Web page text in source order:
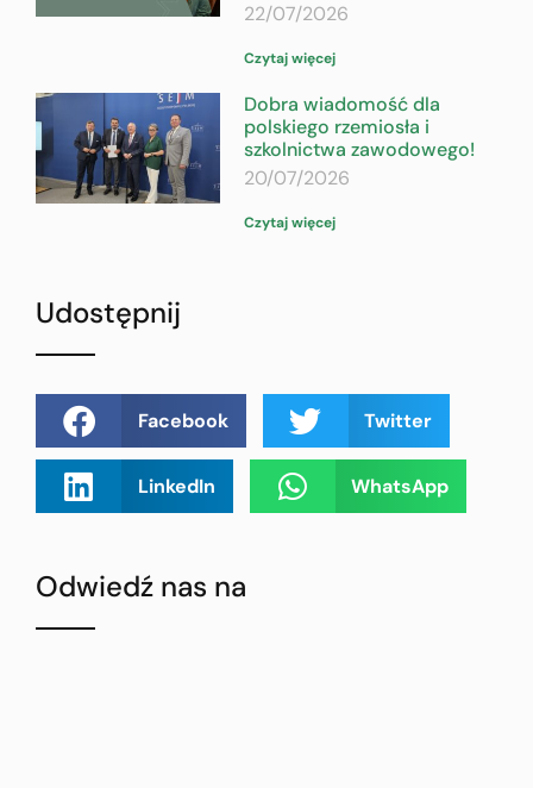
22/07/2026
Czytaj więcej
Dobra wiadomość dla
polskiego rzemiosła i
szkolnictwa zawodowego!
20/07/2026
Czytaj więcej
Udostępnij
Facebook Twitter
LinkedIn WhatsApp
Odwiedź nas na